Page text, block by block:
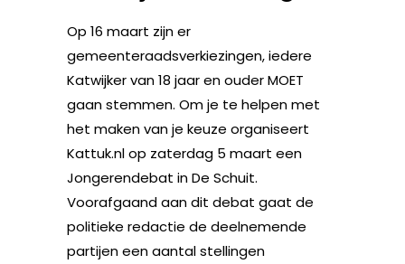
Op 16 maart zijn er
gemeenteraadsverkiezingen, iedere
Katwijker van 18 jaar en ouder MOET
gaan stemmen. Om je te helpen met
het maken van je keuze organiseert
Kattuk.nl op zaterdag 5 maart een
Jongerendebat in De Schuit.
Voorafgaand aan dit debat gaat de
politieke redactie de deelnemende
partijen een aantal stellingen